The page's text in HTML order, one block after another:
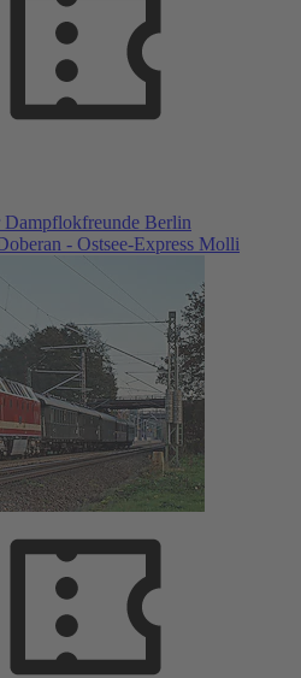
Dampflokfreunde Berlin
- Ostsee-Express Molli